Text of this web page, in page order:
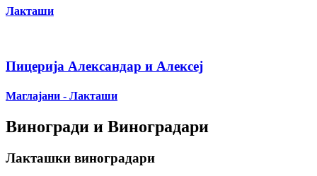
Лакташи
Пицерија Александар и Алексеј
Маглајани - Лакташи
Виногради и Виноградари
Лакташки виноградари